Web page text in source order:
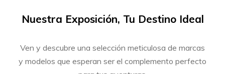
Nuestra Exposición, Tu Destino Ideal
Ven y descubre una selección meticulosa de marcas
y modelos que esperan ser el complemento perfecto